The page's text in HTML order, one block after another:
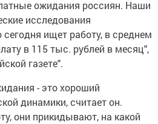
ожидания россиян. Наши
исследования
сегодня ищет работу, в среднем
в 115 тыс. рублей в месяц",
газете".
- это хороший
динамики, считает он.
они прикидывают, на какой